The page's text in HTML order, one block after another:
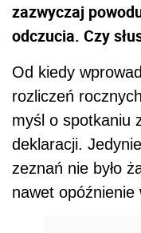
zazwyczaj
odczucia. Czy
Od kiedy
rozliczeń
myśl o spotkaniu
deklaracji.
zeznań nie było
nawet opóźnienie